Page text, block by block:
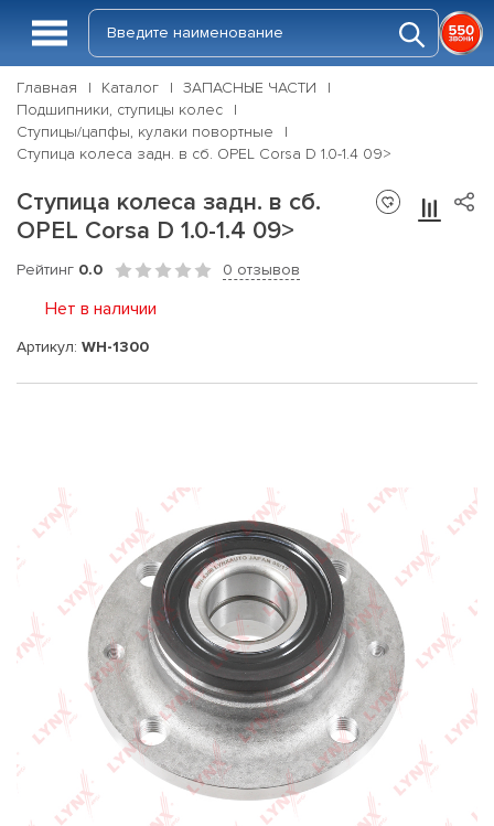
Главная Каталог
ЗАПАСНЫЕ ЧАСТИ
Подшипники, ступицы колес
Ступицы/цапфы, кулаки повортные
Ступица колеса задн. в сб. OPEL Corsa D 1.0-1.4 09>
Ступица колеса задн. в сб.
OPEL Corsa D 1.0-1.4 09>
Рейтинг 0.0 0 отзывов
Нет в наличии
Артикул: WH-1300